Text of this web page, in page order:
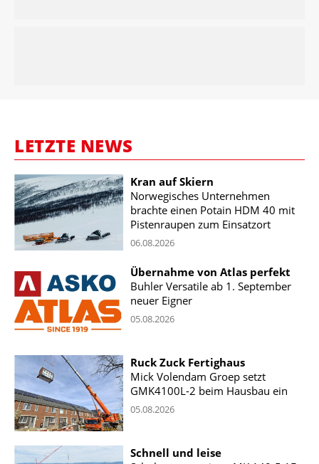
LETZTE NEWS
Kran auf Skiern
Norwegisches Unternehmen
brachte einen Potain HDM 40 mit
Pistenraupen zum Einsatzort
06.08.2026
Übernahme von Atlas perfekt
Buhler Versatile ab 1. September
neuer Eigner
05.08.2026
Ruck Zuck Fertighaus
Mick Volendam Groep setzt
GMK4100L-2 beim Hausbau ein
05.08.2026
Schnell und leise